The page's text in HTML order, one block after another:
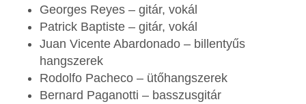
Georges Reyes – gitár, vokál
Patrick Baptiste – gitár, vokál
Juan Vicente Abardonado – billentyűs
hangszerek
Rodolfo Pacheco – ütőhangszerek
Bernard Paganotti – basszusgitár